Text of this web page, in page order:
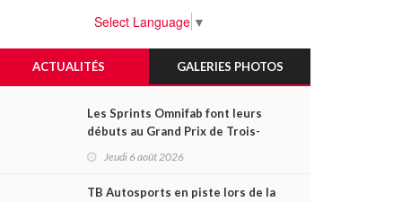
Select Language ▼
ACTUALITÉS GALERIES PHOTOS
Les Sprints Omnifab font leurs
débuts au Grand Prix de Trois-
Rivières avec un format inspiré
Jeudi 6 août 2026
TB Autosports en piste lors de la